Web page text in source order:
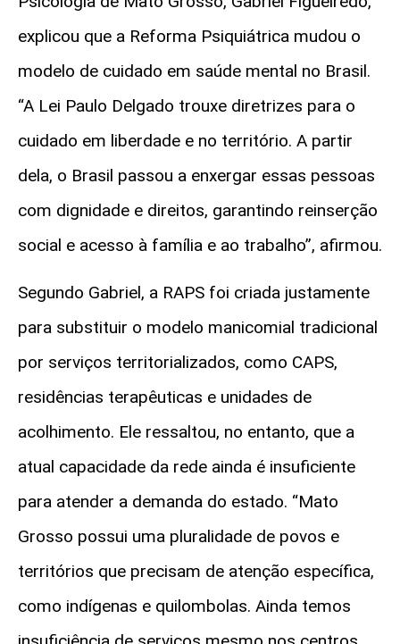
explicou que a Reforma Psiquiátrica mudou o
modelo de cuidado em saúde mental no Brasil.
“A Lei Paulo Delgado trouxe diretrizes para o
cuidado em liberdade e no território. A partir
dela, o Brasil passou a enxergar essas pessoas
com dignidade e direitos, garantindo reinserção
social e acesso à família e ao trabalho”, afirmou.
Segundo Gabriel, a RAPS foi criada justamente
para substituir o modelo manicomial tradicional
por serviços territorializados, como CAPS,
residências terapêuticas e unidades de
acolhimento. Ele ressaltou, no entanto, que a
atual capacidade da rede ainda é insuficiente
para atender a demanda do estado. “Mato
Grosso possui uma pluralidade de povos e
territórios que precisam de atenção específica,
como indígenas e quilombolas. Ainda temos